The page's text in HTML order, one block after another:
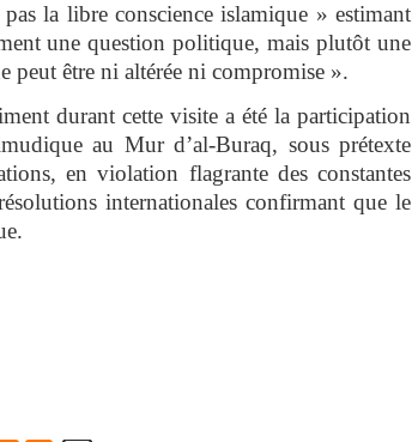
la libre conscience islamique » estimant
une question politique, mais plutôt une
peut être ni altérée ni compromise ».
durant cette visite a été la participation
au Mur d’al-Buraq, sous prétexte
en violation flagrante des constantes
internationales confirmant que le